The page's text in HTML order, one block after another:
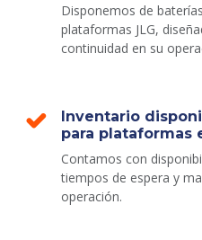
Disponemos de
plataformas JLG,
continuidad en su
Inventario
para plataformas
Contamos con
tiempos de espera y
operación.